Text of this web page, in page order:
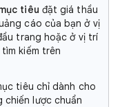
tiêu đặt giá thầu
cáo của bạn ở vị
trang hoặc ở vị trí
kiếm trên
tiêu chỉ dành cho
chiến lược chuẩn